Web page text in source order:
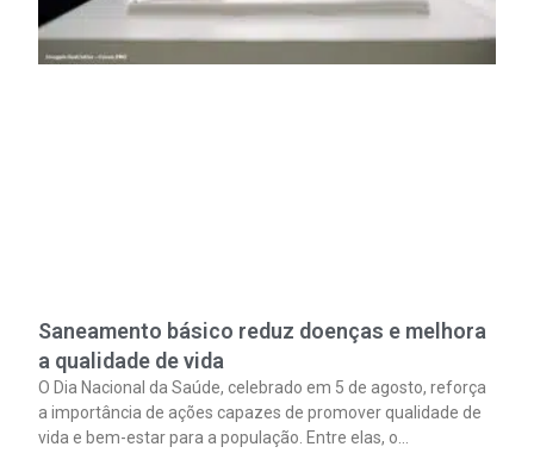
Saneamento básico reduz doenças e melhora
a qualidade de vida
O Dia Nacional da Saúde, celebrado em 5 de agosto, reforça
a importância de ações capazes de promover qualidade de
vida e bem-estar para a população. Entre elas, o